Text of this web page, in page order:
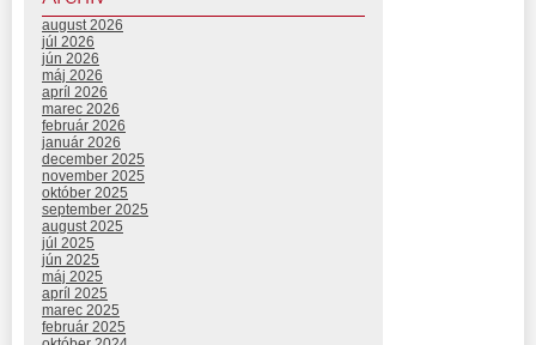
august 2026
júl 2026
jún 2026
máj 2026
apríl 2026
marec 2026
február 2026
január 2026
december 2025
november 2025
október 2025
september 2025
august 2025
júl 2025
jún 2025
máj 2025
apríl 2025
marec 2025
február 2025